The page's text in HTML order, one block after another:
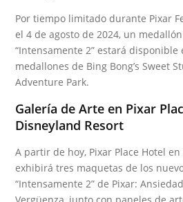
Por tiempo limitado durante Pixar
el 4 de agosto de 2024, un
“Intensamente 2” estará
medallones de Bing Bong’s Sweet
Adventure Park.
Galería de Arte en Pixar
Disneyland Resort
A partir de hoy, Pixar Place Hotel
exhibirá tres maquetas de los
“Intensamente 2” de Pixar:
Vergüenza, junto con paneles de